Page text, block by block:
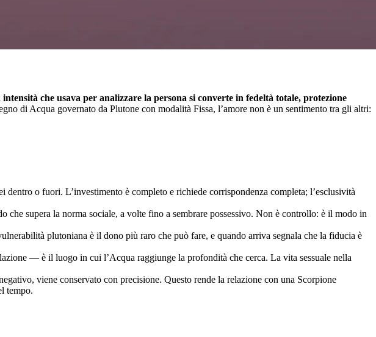
che usava per analizzare la persona si converte in fedeltà totale, protezione
di Acqua governato da Plutone con modalità Fissa, l’amore non è un sentimento tra gli altri:
o fuori. L’investimento è completo e richiede corrispondenza completa; l’esclusività
supera la norma sociale, a volte fino a sembrare possessivo. Non è controllo: è il modo in
plutoniana è il dono più raro che può fare, e quando arriva segnala che la fiducia è
— è il luogo in cui l’Acqua raggiunge la profondità che cerca. La vita sessuale nella
viene conservato con precisione. Questo rende la relazione con una Scorpione
tempo.